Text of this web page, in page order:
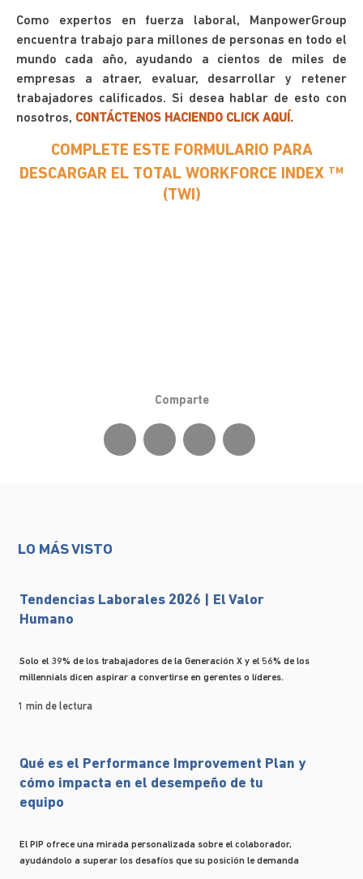
Como expertos en fuerza laboral, ManpowerGroup
encuentra trabajo para millones de personas en todo el
mundo cada año, ayudando a cientos de miles de
empresas a atraer, evaluar, desarrollar y retener
trabajadores calificados. Si desea hablar de esto con
nosotros, CONTÁCTENOS HACIENDO CLICK AQUÍ.
COMPLETE ESTE FORMULARIO PARA
DESCARGAR EL TOTAL WORKFORCE INDEX TM
(TWI)
Comparte
LO MÁS VISTO
Tendencias Laborales 2026 | El Valor
Humano
Solo el 39% de los trabajadores de la Generación X y el 56% de los
millennials dicen aspirar a convertirse en gerentes o líderes.
1 min de lectura
Qué es el Performance Improvement Plan y
cómo impacta en el desempeño de tu
equipo
El PIP ofrece una mirada personalizada sobre el colaborador,
ayudándolo a superar los desafíos que su posición le demanda